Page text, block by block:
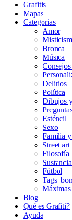
Grafitis
Mapas
Categorias
Amor
Bronca
Música
Delirios
Política
Dibujos
Preguntas
Esténcil
Sexo
Familia
Street art
Filosofía
Fútbol
Tags,
Máximas
Blog
Qué es Grafiti?
Ayuda